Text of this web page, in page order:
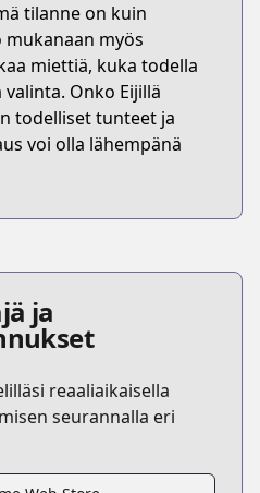
tilanne on kuin
myös
miettiä, kuka todella
Onko Eijillä
todelliset tunteet ja
voi olla lähempänä
ja
reaaliaikaisella
seurannalla eri